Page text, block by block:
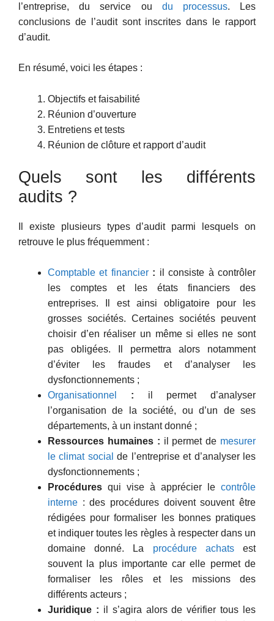
l’entreprise, du service ou du processus. Les
conclusions de l’audit sont inscrites dans le rapport
d’audit.
En résumé, voici les étapes :
Objectifs et faisabilité
Réunion d’ouverture
Entretiens et tests
Réunion de clôture et rapport d’audit
Quels sont les différents
audits ?
Il existe plusieurs types d’audit parmi lesquels on
retrouve le plus fréquemment :
Comptable et financier : il consiste à contrôler
les comptes et les états financiers des
entreprises. Il est ainsi obligatoire pour les
grosses sociétés. Certaines sociétés peuvent
choisir d’en réaliser un même si elles ne sont
pas obligées. Il permettra alors notamment
d’éviter les fraudes et d’analyser les
dysfonctionnements ;
Organisationnel
: il permet d’analyser
l’organisation de la société, ou d’un de ses
départements, à un instant donné ;
Ressources humaines : il permet de mesurer
le climat social de l’entreprise et d’analyser les
dysfonctionnements ;
Procédures qui vise à apprécier le contrôle
interne : des procédures doivent souvent être
rédigées pour formaliser les bonnes pratiques
et indiquer toutes les règles à respecter dans un
domaine donné. La procédure achatsest
souvent la plus importante car elle permet de
formaliser les rôles et les missions des
différents acteurs ;
Juridique : il s’agira alors de vérifier tous les